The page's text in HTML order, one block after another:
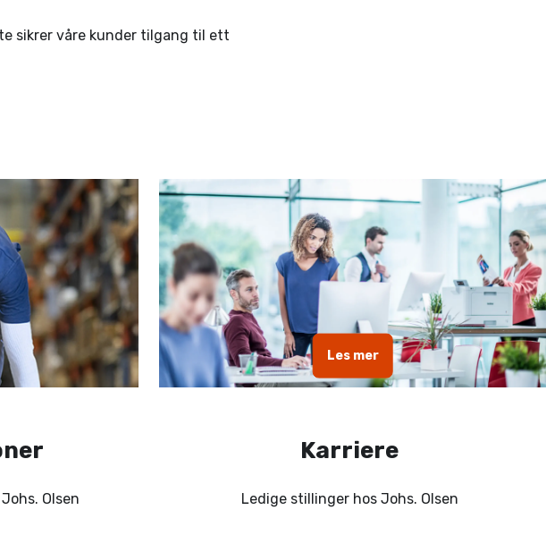
sikrer våre kunder tilgang til ett
Olsen
Les mer
Karriere
Ledige stillinger hos Johs. Olsen